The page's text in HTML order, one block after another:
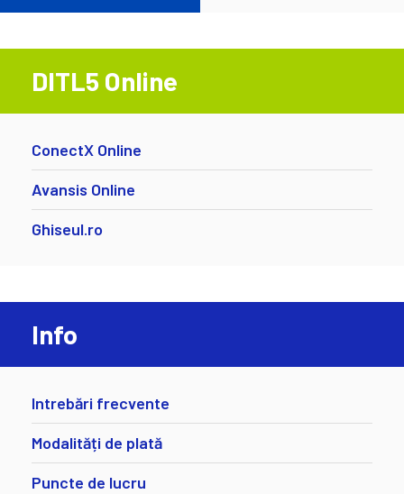
DITL5 Online
ConectX Online
Avansis Online
Ghiseul.ro
Info
Intrebări frecvente
Modalități de plată
Puncte de lucru